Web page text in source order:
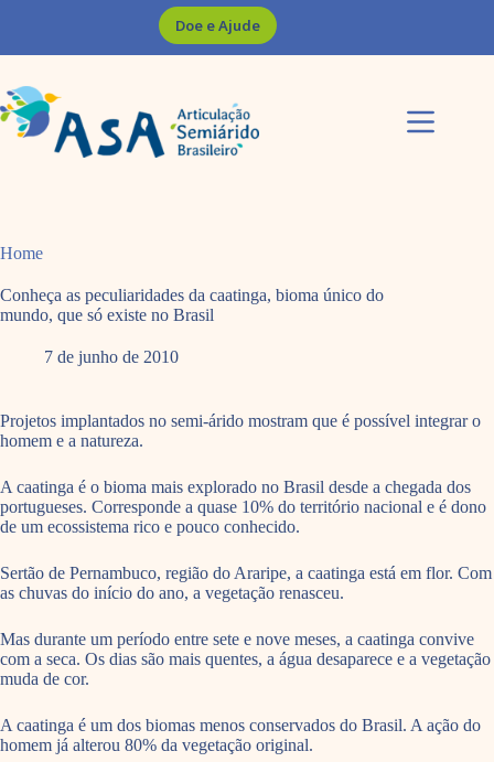
Doe e Ajude
Home
Conheça as peculiaridades da caatinga, bioma único do
mundo, que só existe no Brasil
7 de junho de 2010
Projetos implantados no semi-árido mostram que é possível integrar o
homem e a natureza.
A caatinga é o bioma mais explorado no Brasil desde a chegada dos
portugueses. Corresponde a quase 10% do território nacional e é dono
de um ecossistema rico e pouco conhecido.
Sertão de Pernambuco, região do Araripe, a caatinga está em flor. Com
as chuvas do início do ano, a vegetação renasceu.
Mas durante um período entre sete e nove meses, a caatinga convive
com a seca. Os dias são mais quentes, a água desaparece e a vegetação
muda de cor.
A caatinga é um dos biomas menos conservados do Brasil. A ação do
homem já alterou 80% da vegetação original.